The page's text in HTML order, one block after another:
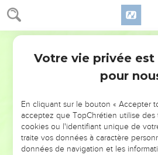
2 Samuel 18
bien, il vient avec de bonnes
Et Akhimaats cria, et dit au roi :
devant le visage contre terre, et dit :
Dieu, qui a livré les hommes qui
contre le roi, mon seigneur !
Et Akhimaats dit : J'ai vu un grand
envoya le serviteur du roi et ton
qu'il y avait.
Et le roi dit : Tourne-toi, et tiens-
Votre vie privée
pour
En cliquant sur le bouton « Accepter
acceptez que TopChrétien utilise des
cookies ou l'identifiant unique de
traite vos données à caractère
données de navigation et les